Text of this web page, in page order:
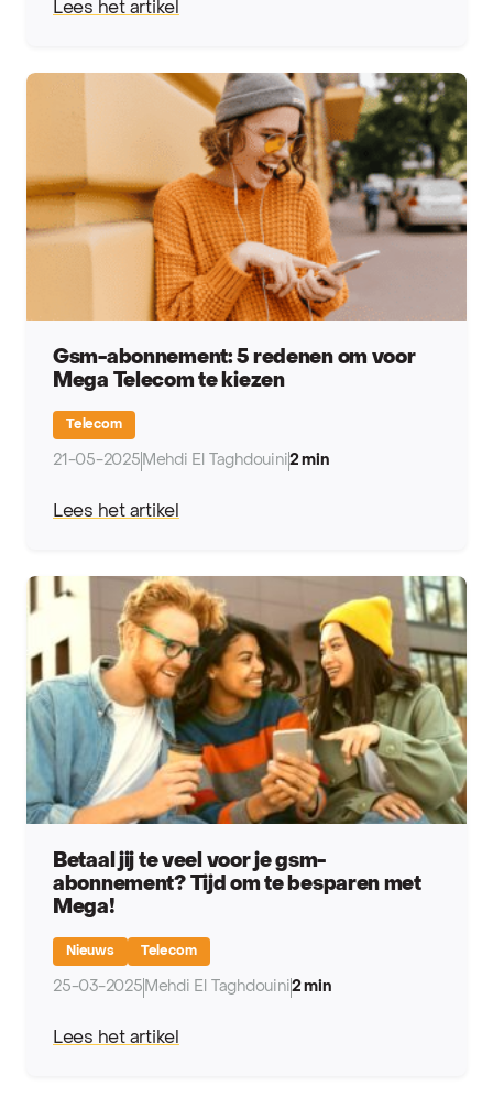
Lees het artikel
Gsm-abonnement: 5 redenen om voor
Mega Telecom te kiezen
Telecom
21-05-2025 Mehdi El Taghdouini2 min
Lees het artikel
Betaal jij te veel voor je gsm-
abonnement? Tijd om te besparen met
Mega!
Nieuws Telecom
25-03-2025 Mehdi El Taghdouini2 min
Lees het artikel